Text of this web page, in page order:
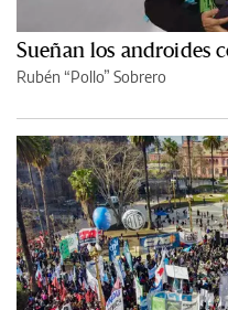
Sueñan los androides
Rubén “Pollo” Sobrero